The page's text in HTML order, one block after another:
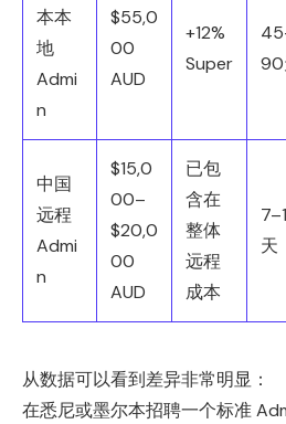
本本
地
Admi
n
$55,0
00
AUD
+12%
Super
90
中国
远程
Admi
n
$15,0
00–
$20,0
00
AUD
已包
含在
整体
远程
成本
天
从数据可以看到差异非常明显：
在悉尼或墨尔本招聘一个标准